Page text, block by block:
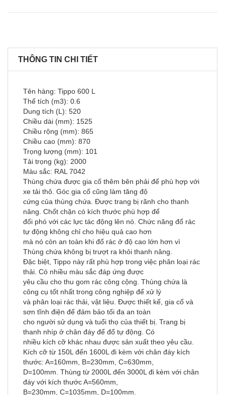
THÔNG TIN CHI TIẾT
Tên hàng: Tippo 600 L
Thể tích (m3): 0.6
Dung tích (L): 520
Chiều dài (mm): 1525
Chiều rộng (mm): 865
Chiều cao (mm): 870
Trọng lượng (mm): 101
Tải trọng (kg): 2000
Màu sắc: RAL 7042
Thùng chứa được gia cố thêm bên phải để phù hợp với
xe tải thô. Góc gia cố cũng làm tăng độ
cứng của thùng chứa. Được trang bị rãnh cho thanh
nâng. Chốt chặn có kích thước phù hợp để
đối phó với các lực tác động lên nó. Chức năng đổ rác
tự động không chỉ cho hiệu quả cao hơn
mà nó còn an toàn khi đổ rác ở độ cao lớn hơn vì
Thùng chứa không bị trượt ra khỏi thanh nâng.
Đặc biệt, Tippo này rất phù hợp trong việc phân loại rác
thải. Có nhiều màu sắc đáp ứng được
yêu cầu cho thu gom rác công cộng. Thùng chứa là
công cụ tốt nhất trong công nghiệp để xử lý
và phân loại rác thải, vật liệu. Được thiết kế, gia cố và
sơn tĩnh điện để đảm bảo tối đa an toàn
cho người sử dụng và tuổi thọ của thiết bị. Trang bị
thanh nhíp ở chân đáy để đổ tự động. Có
nhiều kích cỡ khác nhau được sản xuất theo yêu cầu.
Kích cỡ từ 150L đến 1600L đi kèm với chân đáy kích
thước: A=160mm, B=230mm, C=630mm,
D=100mm. Thùng từ 2000L đến 3000L đi kèm với chân
đáy với kích thước A=560mm,
B=230mm, C=1035mm, D=100mm.